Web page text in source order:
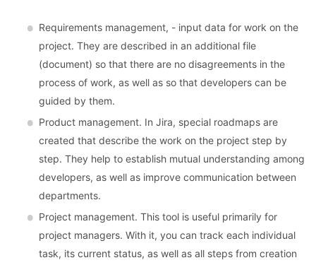
Requirements management, - input data for work on the
project. They are described in an additional file
(document) so that there are no disagreements in the
process of work, as well as so that developers can be
guided by them.
Product management. In Jira, special roadmaps are
created that describe the work on the project step by
step. They help to establish mutual understanding among
developers, as well as improve communication between
departments.
Project management. This tool is useful primarily for
project managers. With it, you can track each individual
task, its current status, as well as all steps from creation